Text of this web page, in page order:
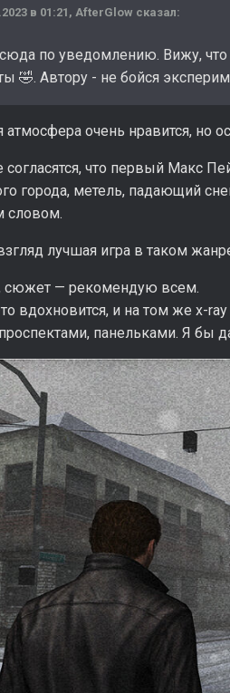
в 01:21, AfterGlow сказал:
по уведомлению. Вижу, что
🤣. Автору - не бойся
очень нравится, но
согласятся, что первый Макс
города, метель, падающий
словом.
лучшая игра в таком
сюжет — рекомендую всем.
вдохновится, и на том же x-
панельками. Я бы